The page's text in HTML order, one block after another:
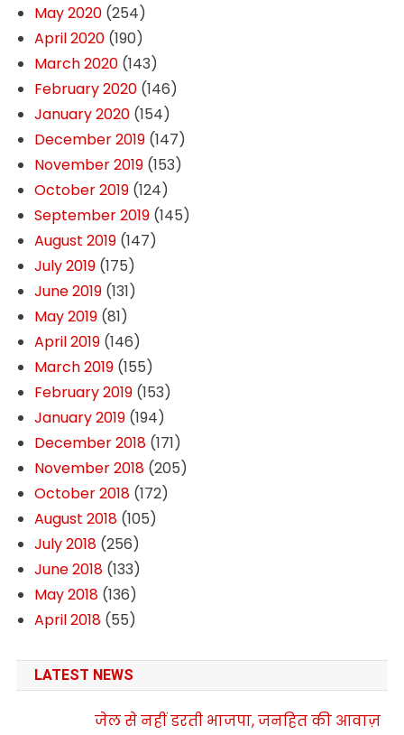
May 2020(254)
April 2020(190)
March 2020(143)
February 2020(146)
January 2020(154)
December 2019(147)
November 2019(153)
October 2019(124)
September 2019(145)
August 2019(147)
July 2019(175)
June 2019(131)
May 2019(81)
April 2019(146)
March 2019(155)
February 2019(153)
January 2019(194)
December 2018(171)
November 2018(205)
October 2018(172)
August 2018(105)
July 2018(256)
June 2018(133)
May 2018(136)
April 2018(55)
LATEST NEWS
जेल से नहीं डरती भाजपा, जनहित की आवाज़